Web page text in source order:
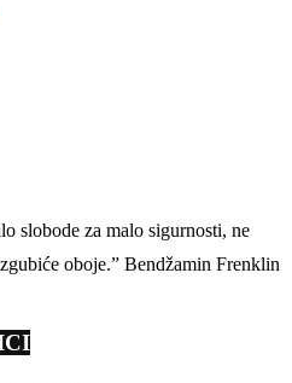
slobode za malo sigurnosti, ne
oboje.” Bendžamin Frenklin